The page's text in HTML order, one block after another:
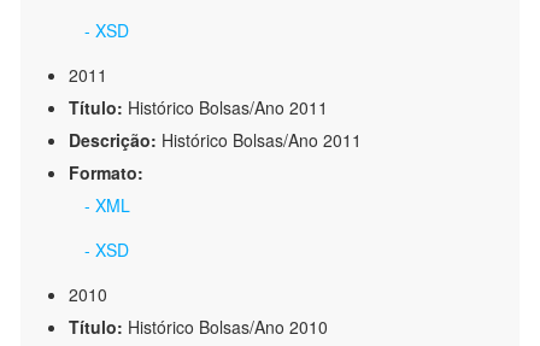
- XSD
2011
Título: Histórico Bolsas/Ano 2011
Descrição: Histórico Bolsas/Ano 2011
Formato:
- XML
- XSD
2010
Título: Histórico Bolsas/Ano 2010